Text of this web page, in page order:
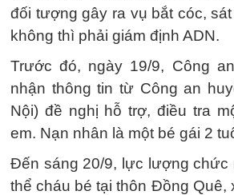
đối tượng gây ra vụ bắt cóc,
không thì phải giám định ADN.
Trước đó, ngày 19/9, Công
nhận thông tin từ Công an
Nội) đề nghị hỗ trợ, điều tra
em. Nạn nhân là một bé gái 2
Đến sáng 20/9, lực lượng chức
thể cháu bé tại thôn Đồng Quê,